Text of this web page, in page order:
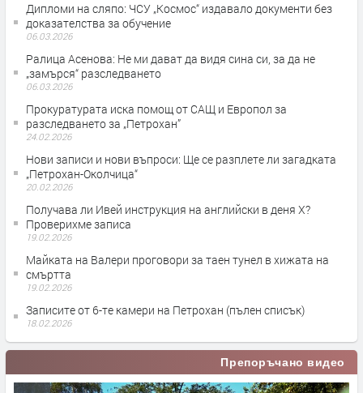
Дипломи на сляпо: ЧСУ „Космос“ издавало документи без
доказателства за обучение
06.03.2026
Ралица Асенова: Не ми дават да видя сина си, за да не
„замърся“ разследването
06.03.2026
Прокуратурата иска помощ от САЩ и Европол за
разследването за „Петрохан”
24.02.2026
Нови записи и нови въпроси: Ще се разплете ли загадката
„Петрохан-Околчица“
20.02.2026
Получава ли Ивей инструкция на английски в деня X?
Проверихме записа
19.02.2026
Майката на Валери проговори за таен тунел в хижата на
смъртта
19.02.2026
Записите от 6-те камери на Петрохан (пълен списък)
18.02.2026
Препоръчано видео